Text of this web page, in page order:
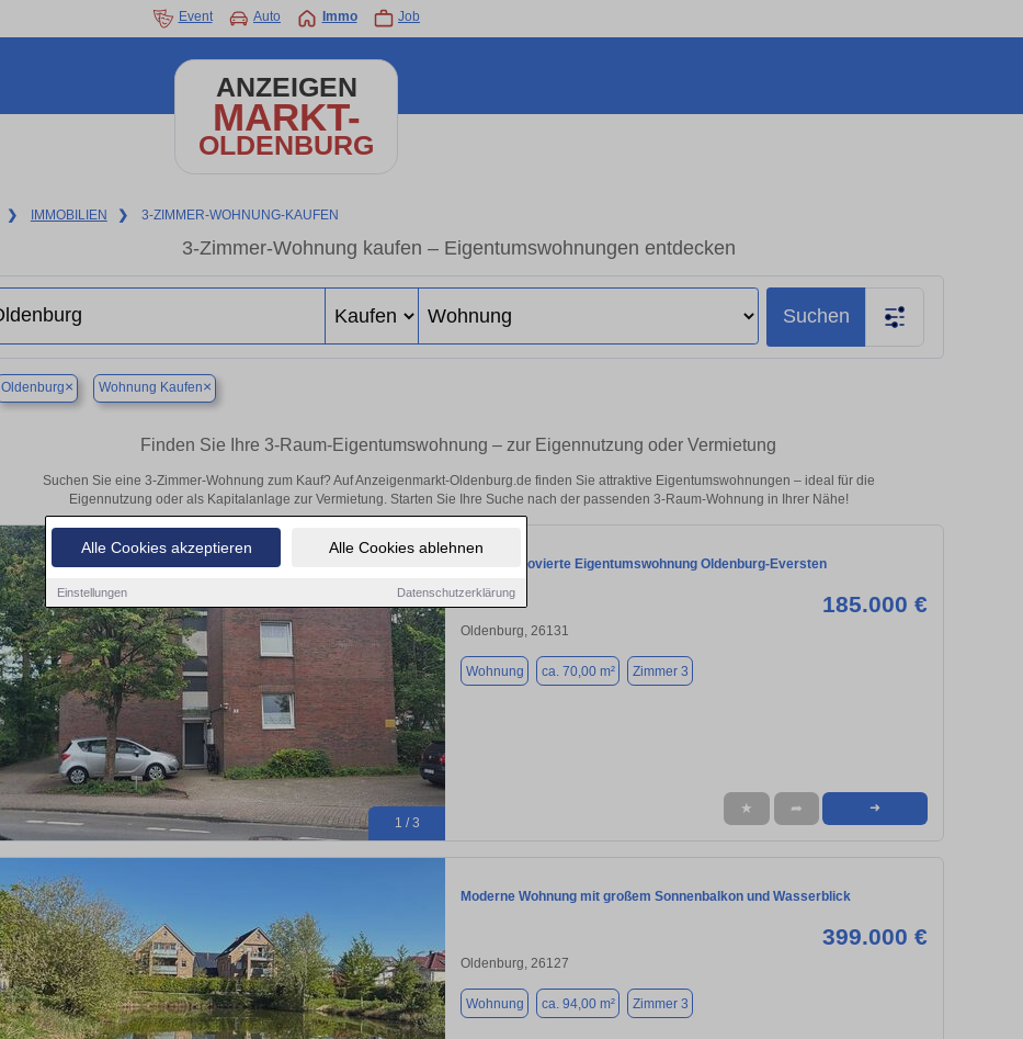
Alle Cookies akzeptieren Alle Cookies ablehnen
Einstellungen Datenschutzerklärung
Event Auto Immo Job
ANZEIGEN
MARKT-
OLDENBURG
❯ IMMOBILIEN ❯ 3-ZIMMER-WOHNUNG-KAUFEN
3-Zimmer-Wohnung kaufen – Eigentumswohnungen entdecken
Suchen
Oldenburg× Wohnung Kaufen×
Finden Sie Ihre 3-Raum-Eigentumswohnung – zur Eigennutzung oder Vermietung
Suchen Sie eine 3-Zimmer-Wohnung zum Kauf? Auf Anzeigenmarkt-Oldenburg.de finden Sie attraktive Eigentumswohnungen – ideal für die
Eigennutzung oder als Kapitalanlage zur Vermietung. Starten Sie Ihre Suche nach der passenden 3-Raum-Wohnung in Ihrer Nähe!
1 / 3
70 qm Renovierte Eigentumswohnung Oldenburg-Eversten
185.000 €
Oldenburg, 26131
Wohnung ca. 70,00 m² Zimmer 3
★ ➦ ➜
Moderne Wohnung mit großem Sonnenbalkon und Wasserblick
399.000 €
Oldenburg, 26127
Wohnung ca. 94,00 m² Zimmer 3